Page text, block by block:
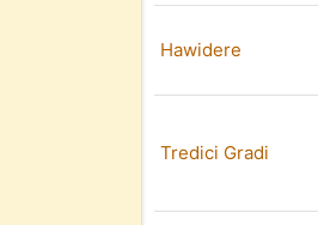
Hawidere
Tredici Gradi